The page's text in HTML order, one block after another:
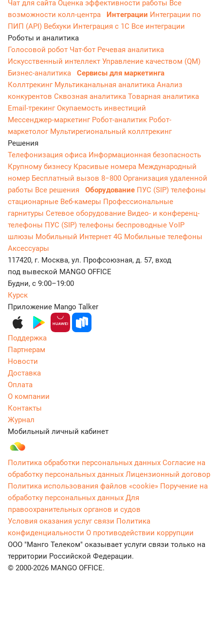
Чат для сайта Оценка эффективности работы Все
возможности колл-центра
Интеграции Интеграции по
ПИП (API) Вебхуки Интеграция с 1С Все интеграции
Роботы и аналитика
Голосовой робот Чат-бот Речевая аналитика
Искусственный интеллект Управление качеством (QM)
Бизнес-аналитика
Сервисы для маркетинга
Коллтрекинг Мультиканальная аналитика Анализ
конкурентов Сквозная аналитика Товарная аналитика
Email-трекингОкупаемость инвестиций
Мессенджер‑маркетинг Робот-аналитик Робот-
маркетолог Мультирегиональный коллтрекинг
Решения
Телефонизация офиса Информационная безопасность
Крупному бизнесу Красивые номера Международный
номер Бесплатный вызов 8−800 Организация удаленной
работы Все решения Оборудование ПУС (SIP) телефоны
стационарные Веб-камеры Профессиональные
гарнитуры Сетевое оборудование Видео- и конференц-
телефоны ПУС (SIP) телефоны беспроводные VoIP
шлюзы Мобильный Интернет 4G Мобильные телефоны
Аксессуары
117420, г. Москва, ул. Профсоюзная, д. 57, вход
под вывеской MANGO OFFICE
Будни, с 9:00–19:00
Курск
Приложение Mango Talker
Поддержка
Партнерам
Новости
Доставка
Оплата
О компании
Контакты
Журнал
Мобильный личный кабинет
Политика обработки персональных данных Согласие на
обработку персональных данных Лицензионный договор
Политика использования файлов «cookie» Поручение на
обработку персональных данных Для
правоохранительных органов и судов
Условия оказания услуг связи Политика
конфиденциальности О противодействии коррупции
ООО "Манго Телеком" оказывает услуги связи только на
территории Российской Федерации.
© 2000-2026 MANGO OFFICE.